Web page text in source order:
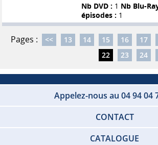
Nb DVD : 1 Nb Blu-
épisodes : 1
Pages : << 13 14 15 16 17
22
23 24
Appelez-nous au 04 94 04
CONTACT
CATALOGUE